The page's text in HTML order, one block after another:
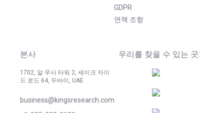
GDPR
면책 조항
본사
1702, 알 무사 타워 2, 셰이크 자이
드 로드 64, 두바이, UAE
business@kingsresearch.com
우리를 찾을 수 있는 곳: